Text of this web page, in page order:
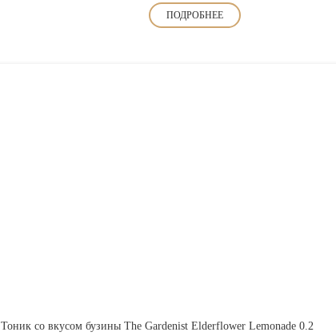
ПОДРОБНЕЕ
Тоник со вкусом бузины The Gardenist Elderflower Lemonade 0.2